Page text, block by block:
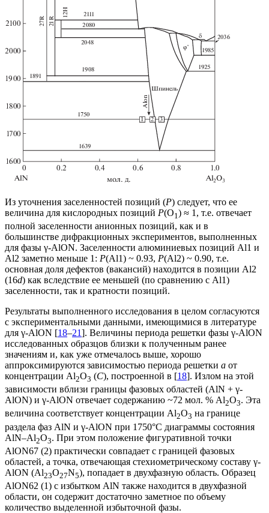
Из уточнения заселенностей позиций (P) следует, что ее
величина для кислородных позиций P(O1) ≈ 1, т.е. отвечает
полной заселенности анионных позиций, как и в
большинстве дифракционных экспериментов, выполненных
для фазы γ-AlON. Заселенности алюминиевых позиций Al1 и
Al2 заметно меньше 1: P(Al1) ~ 0.93, P(Al2) ~ 0.90, т.е.
основная доля дефектов (вакансий) находится в позиции Al2
(16d) как вследствие ее меньшей (по сравнению с Al1)
заселенности, так и кратности позиций.
Результаты выполненного исследования в целом согласуются
с экспериментальными данными, имеющимися в литературе
для γ-AlON [18–21]. Величины периода решетки фазы γ-AlON
исследованных образцов близки к полученным ранее
значениям и, как уже отмечалось выше, хорошо
аппроксимируются зависимостью периода решетки a от
концентрации Al2O3 (C), построенной в [18]. Излом на этой
зависимости вблизи границы фазовых областей (AlN + γ-
AlON) и γ-AlON отвечает содержанию ~72 мол. % Al2O3. Эта
величина соответствует концентрации Al2O3 на границе
раздела фаз AlN и γ-AlON при 1750°С диаграммы состояния
AlN–Al2O3. При этом положение фигуративной точки
AlON67 (2) практически совпадает с границей фазовых
областей, а точка, отвечающая стехиометрическому составу γ-
AlON (Al23O27N5), попадает в двухфазную область. Образец
AlON62 (1) с избытком AlN также находится в двухфазной
области, он содержит достаточно заметное по объему
количество выделенной избыточной фазы.